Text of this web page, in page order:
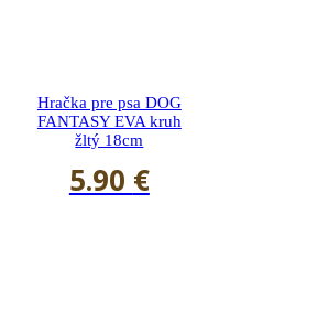
Hračka pre psa DOG
FANTASY EVA kruh
žltý 18cm
5.90 €